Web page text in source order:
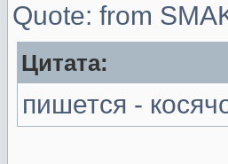
Quote: from
Цитата:
пишется -